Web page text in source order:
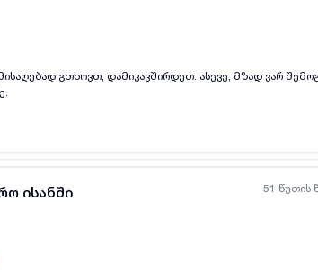
გთხოვთ, დამიკავშირდეთ. ასევე, მზად ვარ
51 წუთის
ისანში